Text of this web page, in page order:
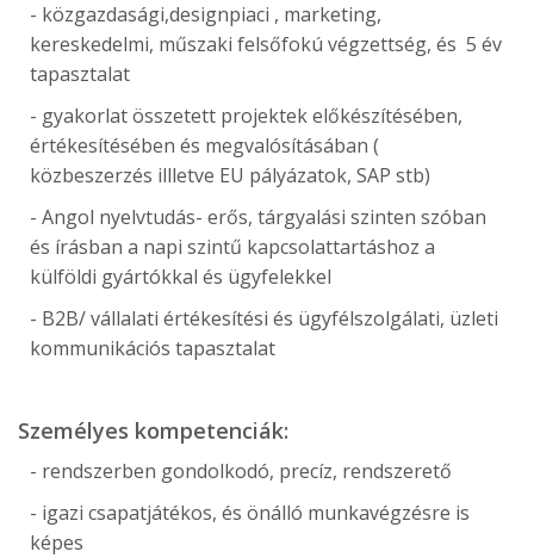
- közgazdasági,designpiaci , marketing,
kereskedelmi, műszaki felsőfokú végzettség, és 5 év
tapasztalat
- gyakorlat összetett projektek előkészítésében,
értékesítésében és megvalósításában (
közbeszerzés illletve EU pályázatok, SAP stb)
- Angol nyelvtudás- erős, tárgyalási szinten szóban
és írásban a napi szintű kapcsolattartáshoz a
külföldi gyártókkal és ügyfelekkel
- B2B/ vállalati értékesítési és ügyfélszolgálati, üzleti
kommunikációs tapasztalat
Személyes kompetenciák:
- rendszerben gondolkodó, precíz, rendszerető
- igazi csapatjátékos, és önálló munkavégzésre is
képes